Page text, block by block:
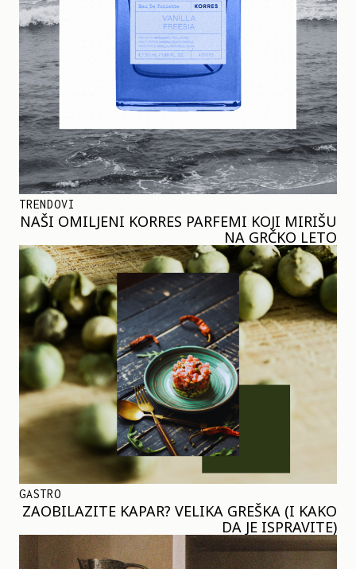
TRENDOVI
NAŠI OMILJENI KORRES PARFEMI KOJI MIRIŠU
NA GRČKO LETO
GASTRO
ZAOBILAZITE KAPAR? VELIKA GREŠKA (I KAKO
DA JE ISPRAVITE)